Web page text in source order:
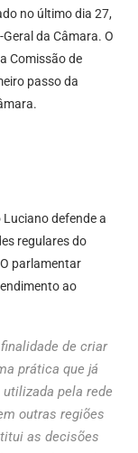
no último dia 27,
da Câmara. O
Comissão de
passo da
defende a
regulares do
parlamentar
ao
de criar
prática que já
pela rede
outras regiões
as decisões